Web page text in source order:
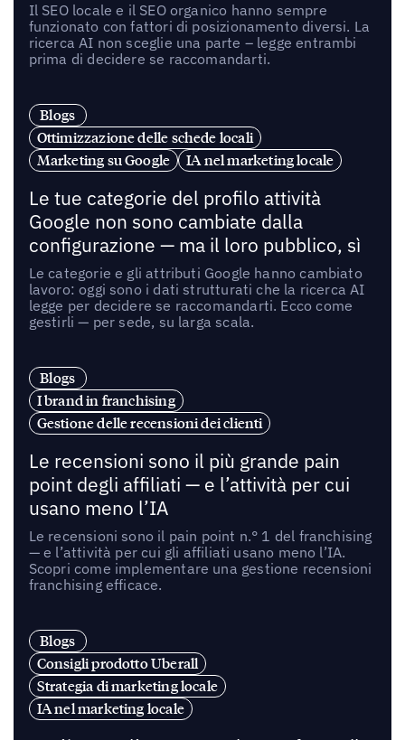
Il SEO locale e il SEO organico hanno sempre
funzionato con fattori di posizionamento diversi. La
ricerca AI non sceglie una parte – legge entrambi
prima di decidere se raccomandarti.
Blogs
Ottimizzazione delle schede locali
Marketing su Google
IA nel marketing locale
Le tue categorie del profilo attività
Google non sono cambiate dalla
configurazione — ma il loro pubblico, sì
Le categorie e gli attributi Google hanno cambiato
lavoro: oggi sono i dati strutturati che la ricerca AI
legge per decidere se raccomandarti. Ecco come
gestirli — per sede, su larga scala.
Blogs
I brand in franchising
Gestione delle recensioni dei clienti
Le recensioni sono il più grande pain
point degli affiliati — e l’attività per cui
usano meno l’IA
Le recensioni sono il pain point n.° 1 del franchising
— e l’attività per cui gli affiliati usano meno l’IA.
Scopri come implementare una gestione recensioni
franchising efficace.
Blogs
Consigli prodotto Uberall
Strategia di marketing locale
IA nel marketing locale